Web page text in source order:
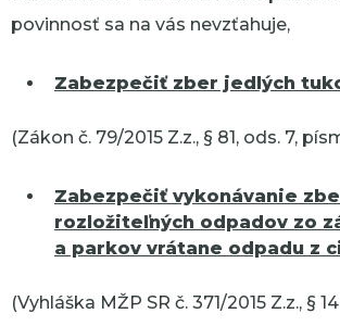
povinnosť sa na vás nevzťahuje,
Zabezpečiť zber jedlých
(Zákon č. 79/2015 Z.z., § 81, ods. 7,
Zabezpečiť vykonávanie
rozložiteľných odpadov zo
a parkov vrátane odpadu z
(Vyhláška MŽP SR č. 371/2015 Z.z., §